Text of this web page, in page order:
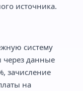
источника.
систему
через данные
зачисление
на